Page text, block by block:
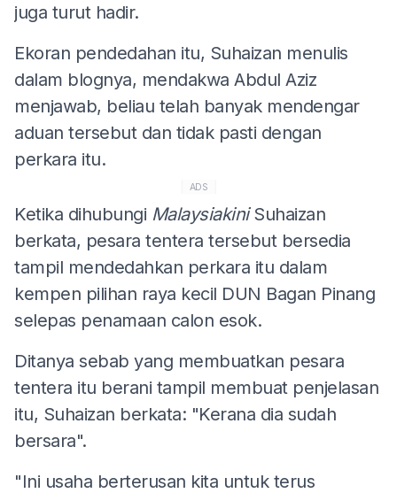
juga turut hadir.
Ekoran pendedahan itu, Suhaizan menulis
dalam blognya, mendakwa Abdul Aziz
menjawab, beliau telah banyak mendengar
aduan tersebut dan tidak pasti dengan
perkara itu.
ADS
Ketika dihubungi MalaysiakiniSuhaizan
berkata, pesara tentera tersebut bersedia
tampil mendedahkan perkara itu dalam
kempen pilihan raya kecil DUN Bagan Pinang
selepas penamaan calon esok.
Ditanya sebab yang membuatkan pesara
tentera itu berani tampil membuat penjelasan
itu, Suhaizan berkata: "Kerana dia sudah
bersara".
"Ini usaha berterusan kita untuk terus